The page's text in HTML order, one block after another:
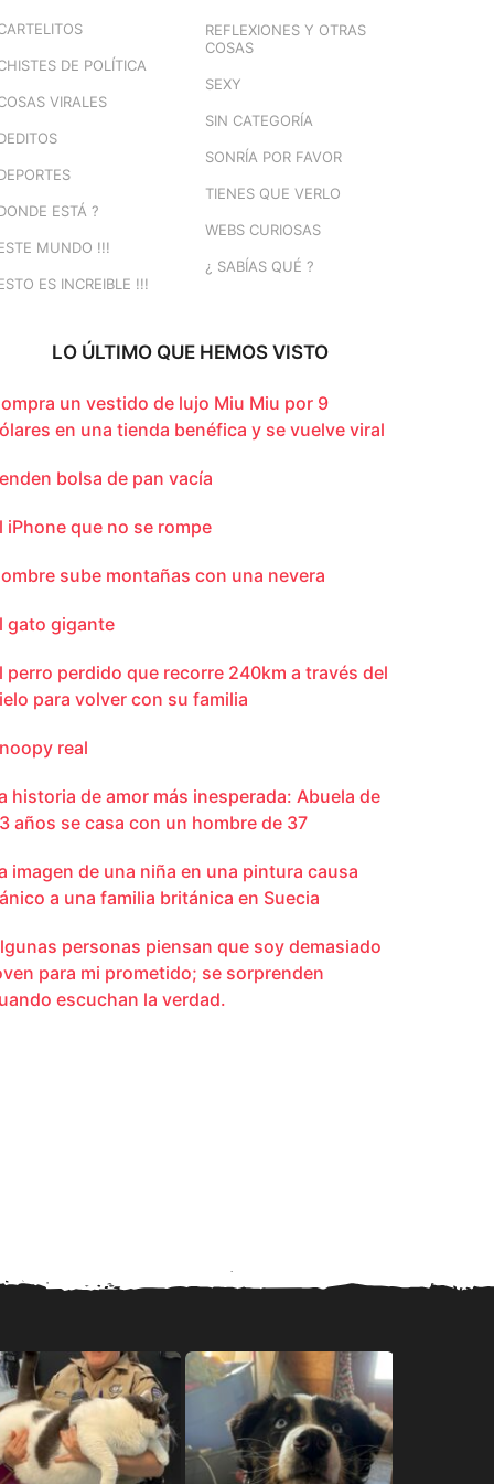
DE POLÍTICA
VIRALES
ESTÁ ?
MUNDO !!!
ES INCREIBLE !!!
REFLEXIONES Y OTRAS
COSAS
SEXY
SIN CATEGORÍA
SONRÍA POR FAVOR
TIENES QUE VERLO
WEBS CURIOSAS
¿ SABÍAS QUÉ ?
LO ÚLTIMO QUE HEMOS VISTO
un vestido de lujo Miu Miu por 9
en una tienda benéfica y se vuelve viral
bolsa de pan vacía
iPhone que no se rompe
sube montañas con una nevera
gato gigante
perro perdido que recorre 240km a través del
para volver con su familia
real
historia de amor más inesperada: Abuela de
años se casa con un hombre de 37
imagen de una niña en una pintura causa
a una familia británica en Suecia
personas piensan que soy demasiado
para mi prometido; se sorprenden
escuchan la verdad.